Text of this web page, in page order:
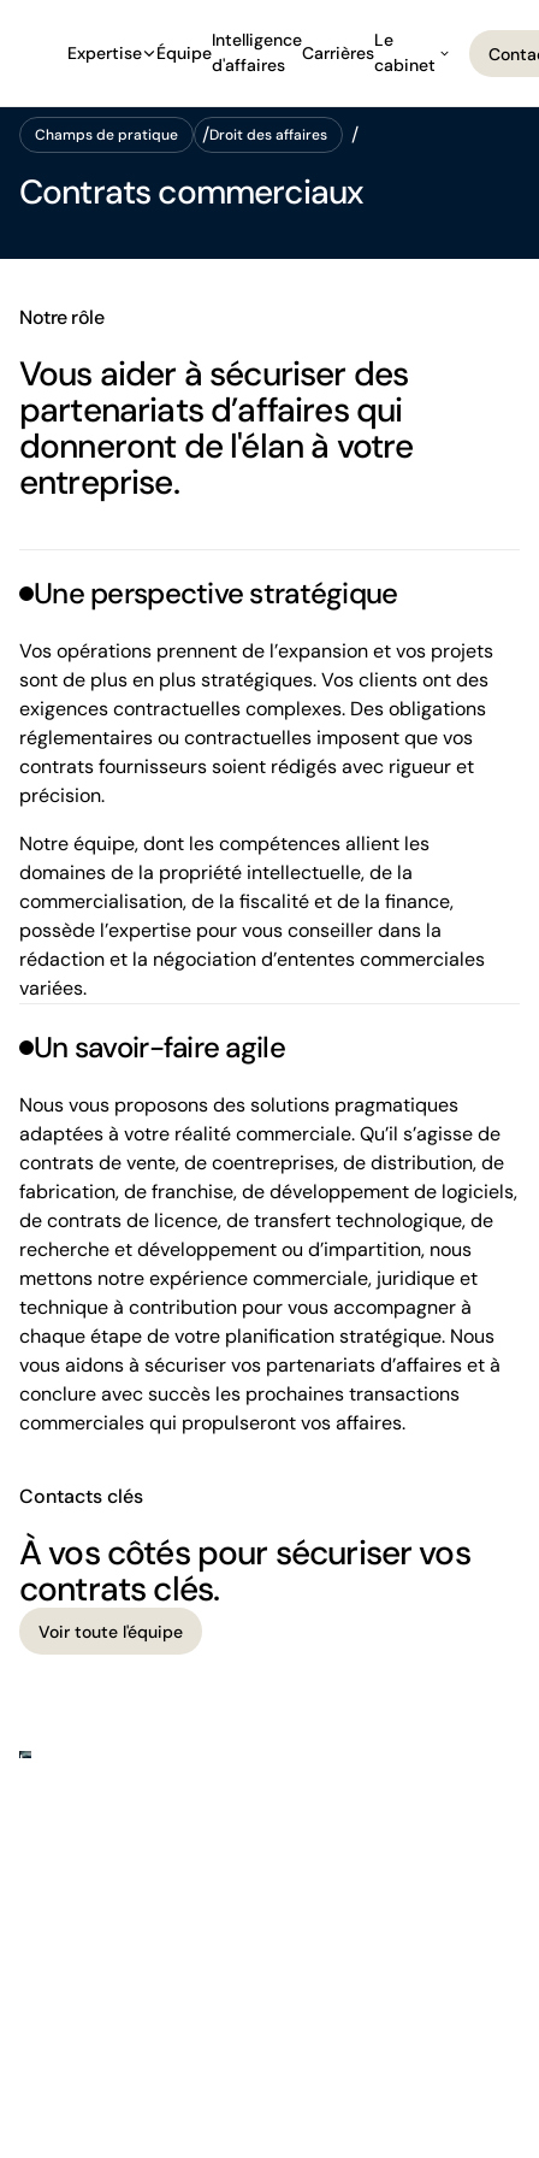
Expertise Équipe
Intelligence
d'affaires
Carrières
Le
cabinet
Champs de pratique
Droit des affaires
Contrats commerciaux
Notre rôle
Vous aider à sécuriser des
partenariats d’affaires qui
donneront de l'élan à votre
entreprise.
Une perspective stratégique
Vos opérations prennent de l’expansion et vos projets
sont de plus en plus stratégiques. Vos clients ont des
exigences contractuelles complexes. Des obligations
réglementaires ou contractuelles imposent que vos
contrats fournisseurs soient rédigés avec rigueur et
précision.
Notre équipe, dont les compétences allient les
domaines de la propriété intellectuelle, de la
commercialisation, de la fiscalité et de la finance,
possède l’expertise pour vous conseiller dans la
rédaction et la négociation d’ententes commerciales
variées.
Un savoir-faire agile
Nous vous proposons des solutions pragmatiques
adaptées à votre réalité commerciale. Qu’il s’agisse de
contrats de vente, de coentreprises, de distribution, de
fabrication, de franchise, de développement de logiciels,
de contrats de licence, de transfert technologique, de
recherche et développement ou d’impartition, nous
mettons notre expérience commerciale, juridique et
technique à contribution pour vous accompagner à
chaque étape de votre planification stratégique. Nous
vous aidons à sécuriser vos partenariats d’affaires et à
conclure avec succès les prochaines transactions
commerciales qui propulseront vos affaires.
Contacts clés
À vos côtés pour sécuriser vos
contrats clés.
Voir toute l'équipe
Le cabinet